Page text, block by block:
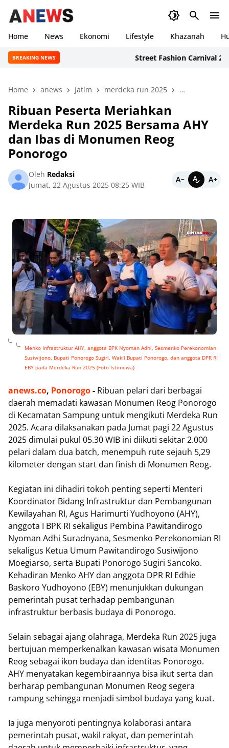
Home News Ekonomi Lifestyle Khazanah
BREAKING NEWS Street Fashion Carnival 2026:
Home anews Jatim merdeka run 2025 Monumen
Ribuan Peserta Meriahkan
Merdeka Run 2025 Bersama AHY
dan Ibas di Monumen Reog
Ponorogo
Oleh Redaksi
Jumat, 22 Agustus 2025 08:25 WIB
Menko Infrastruktur AHY, anggota BPK Nyoman Adhi, Sesmenko Perekonomian
Susiwijono, Bupati Ponorogo Sugiri, Wakil Bupati Ponorogo, dan anggota DPR RI
EBY pada Merdeka Run 2025 (Foto Istimewa)
anews.co, Ponorogo- Ribuan pelari dari berbagai
daerah memadati kawasan Monumen Reog Ponorogo
di Kecamatan Sampung untuk mengikuti Merdeka Run
2025. Acara dilaksanakan pada Jumat pagi 22 Agustus
2025 dimulai pukul 05.30 WIB ini diikuti sekitar 2.000
pelari dalam dua batch, menempuh rute sejauh 5,29
kilometer dengan start dan finish di Monumen Reog.
Kegiatan ini dihadiri tokoh penting seperti Menteri
Koordinator Bidang Infrastruktur dan Pembangunan
Kewilayahan RI, Agus Harimurti Yudhoyono (AHY),
anggota I BPK RI sekaligus Pembina Pawitandirogo
Nyoman Adhi Suradnyana, Sesmenko Perekonomian RI
sekaligus Ketua Umum Pawitandirogo Susiwijono
Moegiarso, serta Bupati Ponorogo Sugiri Sancoko.
Kehadiran Menko AHY dan anggota DPR RI Edhie
Baskoro Yudhoyono (EBY) menunjukkan dukungan
pemerintah pusat terhadap pembangunan
infrastruktur berbasis budaya di Ponorogo.
Selain sebagai ajang olahraga, Merdeka Run 2025 juga
bertujuan memperkenalkan kawasan wisata Monumen
Reog sebagai ikon budaya dan identitas Ponorogo.
AHY menyatakan kegembiraannya bisa ikut serta dan
berharap pembangunan Monumen Reog segera
rampung sehingga menjadi simbol budaya yang kuat.
Ia juga menyoroti pentingnya kolaborasi antara
pemerintah pusat, wakil rakyat, dan pemerintah